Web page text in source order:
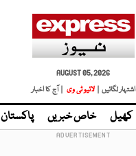
AUGUST 05, 2026
اشتہار لگائیں |
لائیو ٹی وی | آج کا اخبار
کھیل خاص خبریں پاکستان